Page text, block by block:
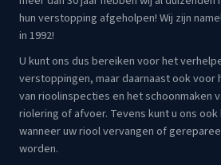
hun verstopping afgeholpen! Wij zijn
in 1992!
U kunt ons dus bereiken voor het
verstoppingen, maar daarnaast ook voor
van rioolinspecties en het schoonmaken
riolering of afvoer. Tevens kunt u ons
wanneer uw riool vervangen of
worden.